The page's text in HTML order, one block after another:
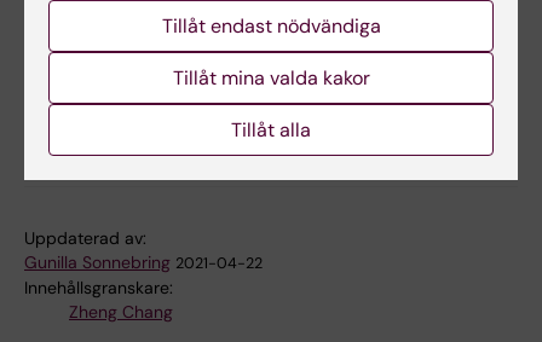
Följ projektet på Twitter
Uppdaterad av:
Gunilla Sonnebring 2021-04-22
Innehållsgranskare:
Zheng Chang
Tillåt endast nödvändiga
Tillåt mina valda kakor
Tillåt alla